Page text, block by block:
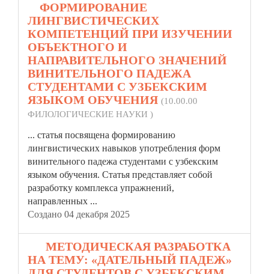
ФОРМИРОВАНИЕ
ЛИНГВИСТИЧЕСКИХ
КОМПЕТЕНЦИЙ ПРИ ИЗУЧЕНИИ
ОБЪЕКТНОГО И
НАПРАВИТЕЛЬНОГО ЗНАЧЕНИЙ
ВИНИТЕЛЬНОГО ПАДЕЖА
СТУДЕНТАМИ С УЗБЕКСКИМ
ЯЗЫКОМ ОБУЧЕНИЯ (10.00.00
ФИЛОЛОГИЧЕСКИЕ НАУКИ )
... статья посвящена формированию
лингвистических навыков употребления форм
винительного падежа студентами с узбекским
языком обучения. Статья представляет собой
разработку комплекса упражнений,
направленных ...
Создано 04 декабря 2025
МЕТОДИЧЕСКАЯ РАЗРАБОТКА
НА ТЕМУ: «ДАТЕЛЬНЫЙ ПАДЕЖ»